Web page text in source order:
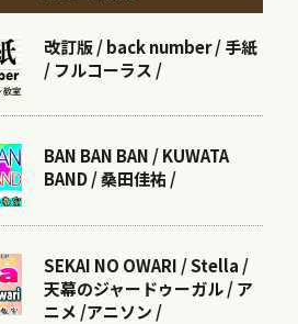
改訂版 / back number / 手紙
/ フルコーラス /
BAN BAN BAN / KUWATA
BAND / 桑田佳祐 /
SEKAI NO OWARI / Stella /
天幕のジャードゥーガル / ア
ニメ /アニソン /